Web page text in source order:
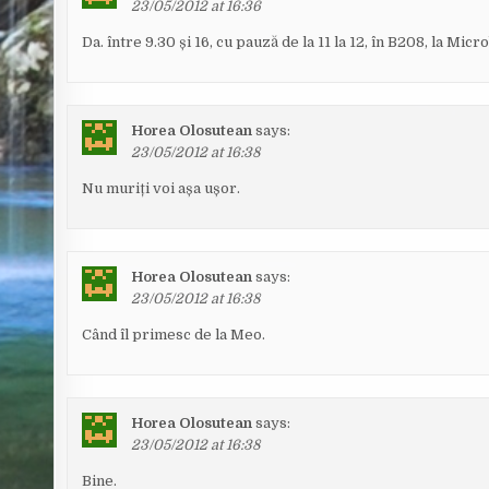
23/05/2012 at 16:36
Da. între 9.30 și 16, cu pauză de la 11 la 12, în B208, la
Horea Olosutean says:
23/05/2012 at 16:38
Nu muriți voi așa ușor.
Horea Olosutean says:
23/05/2012 at 16:38
Când îl primesc de la Meo.
Horea Olosutean says:
23/05/2012 at 16:38
Bine.